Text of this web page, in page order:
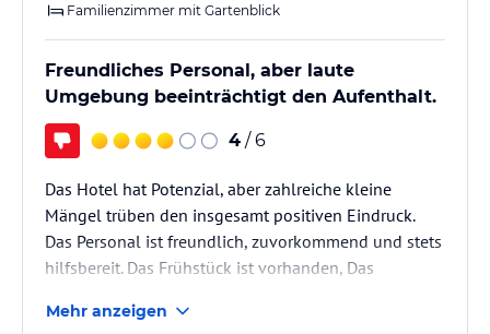
Familienzimmer mit Gartenblick
Freundliches Personal, aber laute
Umgebung beeinträchtigt den Aufenthalt.
4 / 6
Das Hotel hat Potenzial, aber zahlreiche kleine
Mängel trüben den insgesamt positiven Eindruck.
Das Personal ist freundlich, zuvorkommend und stets
hilfsbereit. Das Frühstück ist vorhanden, Das
übersichtlich. Für Menschen, die gerne früh zu Bett
Mehr anzeigen